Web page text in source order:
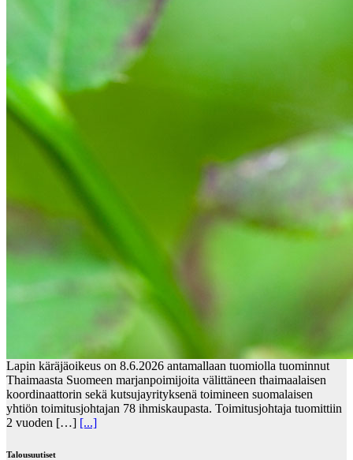
Lapin käräjäoikeus on 8.6.2026 antamallaan tuomiolla tuominnut
Thaimaasta Suomeen marjanpoimijoita välittäneen thaimaalaisen
koordinaattorin sekä kutsujayrityksenä toimineen suomalaisen
yhtiön toimitusjohtajan 78 ihmiskaupasta. Toimitusjohtaja tuomittiin
2 vuoden […] [...]
Talousuutiset